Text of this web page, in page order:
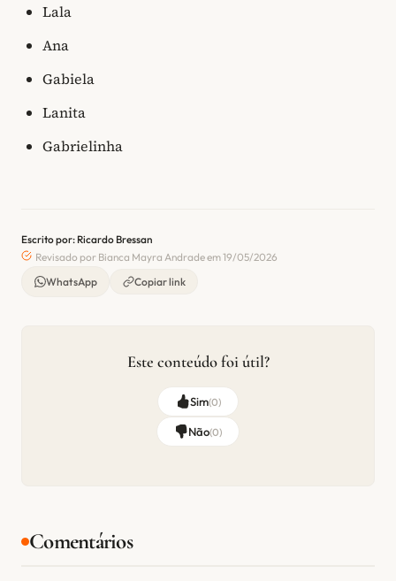
Lala
Ana
Gabiela
Lanita
Gabrielinha
Escrito por: Ricardo Bressan
Revisado por Bianca Mayra Andrade em 19/05/2026
WhatsApp
Copiar link
Este conteúdo foi útil?
Sim(0)
Não(0)
Comentários